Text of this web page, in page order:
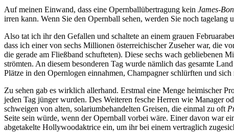
Auf meinen Einwand, dass eine Opernballübertragung kein James-
irren kann. Wenn Sie den Opernball sehen, werden Sie noch tagelang
Also tat ich ihr den Gefallen und schaltete an einem grauen
dass ich einer von sechs Millionen österreichischer Zuseher war, die
die gerade am Fließband schufteten). Diese sechs wach gebliebenen
strömten. An diesem besonderen Tag wurde nämlich das gesamte
Plätze in den Opernlogen einnahmen, Champagner schlürften und
Zu sehen gab es wirklich allerhand. Erstmal eine Menge heimischer
jeden Tag jünger wurden. Des Weiteren fesche Herren wie Manager
schweigen von alten, solariumbehandelten Greisen, die einmal zu oft
Seite sein würde, wenn der Opernball vorbei wäre. Einer davon war
abgetakelte Hollywoodaktrice ein, um ihr bei einem vertraglich